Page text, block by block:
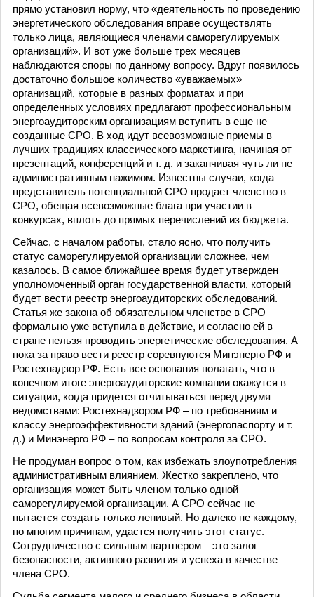
прямо установил норму, что «деятельность по проведению
энергетического обследования вправе осуществлять
только лица, являющиеся членами саморегулируемых
организаций». И вот уже больше трех месяцев
наблюдаются споры по данному вопросу. Вдруг появилось
достаточно большое количество «уважаемых»
организаций, которые в разных форматах и при
определенных условиях предлагают профессиональным
энергоаудиторским организациям вступить в еще не
созданные СРО. В ход идут всевозможные приемы в
лучших традициях классического маркетинга, начиная от
презентаций, конференций и т. д. и заканчивая чуть ли не
административным нажимом. Известны случаи, когда
представитель потенциальной СРО продает членство в
СРО, обещая всевозможные блага при участии в
конкурсах, вплоть до прямых перечислений из бюджета.
Сейчас, с началом работы, стало ясно, что получить
статус саморегулируемой организации сложнее, чем
казалось. В самое ближайшее время будет утвержден
уполномоченный орган государственной власти, который
будет вести реестр энергоаудиторских обследований.
Статья же закона об обязательном членстве в СРО
формально уже вступила в действие, и согласно ей в
стране нельзя проводить энергетические обследования. А
пока за право вести реестр соревнуются Минэнерго РФ и
Ростехнадзор РФ. Есть все основания полагать, что в
конечном итоге энергоаудиторские компании окажутся в
ситуации, когда придется отчитываться перед двумя
ведомствами: Ростехнадзором РФ – по требованиям и
классу энергоэффективности зданий (энергопаспорту и т.
д.) и Минэнерго РФ – по вопросам контроля за СРО.
Не продуман вопрос о том, как избежать злоупотребления
административным влиянием. Жестко закреплено, что
организация может быть членом только одной
саморегулируемой организации. А СРО сейчас не
пытается создать только ленивый. Но далеко не каждому,
по многим причинам, удастся получить этот статус.
Сотрудничество с сильным партнером – это залог
безопасности, активного развития и успеха в качестве
члена СРО.